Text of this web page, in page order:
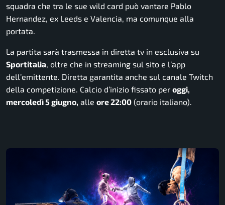
squadra che tra le sue wild card può vantare Pablo
Hernandez, ex Leeds e Valencia, ma comunque alla
portata.
La partita sarà trasmessa in diretta tv in esclusiva su
Sportitalia , oltre che in streaming sul sito e l’app
dell’emittente. Diretta garantita anche sul canale Twitch
della competizione. Calcio d’inizio fissato per oggi,
mercoledì 5 giugno, alle ore 22:00 (orario italiano).